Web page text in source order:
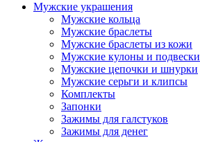
Мужские украшения
Мужские кольца
Мужские браслеты
Мужские браслеты из кожи
Мужские кулоны и подвески
Мужские цепочки и шнурки
Мужские серьги и клипсы
Комплекты
Запонки
Зажимы для галстуков
Зажимы для денег